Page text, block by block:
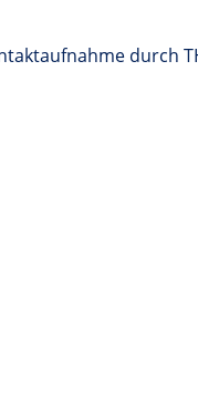
durch